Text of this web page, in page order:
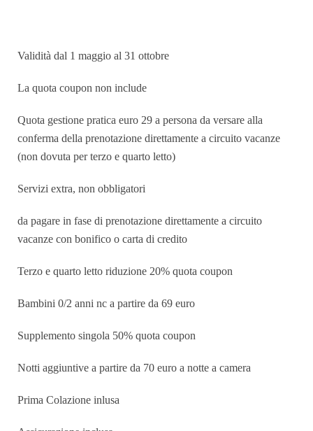
Validità dal 1 maggio al 31 ottobre
La quota coupon non include
Quota gestione pratica euro 29 a persona da versare alla
conferma della prenotazione direttamente a circuito vacanze
(non dovuta per terzo e quarto letto)
Servizi extra, non obbligatori
da pagare in fase di prenotazione direttamente a circuito
vacanze con bonifico o carta di credito
Terzo e quarto letto riduzione 20% quota coupon
Bambini 0/2 anni nc a partire da 69 euro
Supplemento singola 50% quota coupon
Notti aggiuntive a partire da 70 euro a notte a camera
Prima Colazione inlusa